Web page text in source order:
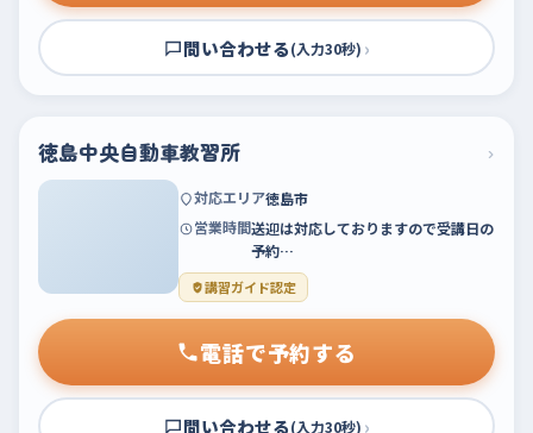
問い合わせる(入力30秒) ›
徳島中央自動車教習所 ›
対応エリア徳島市
営業時間送迎は対応しておりますので受講日の
予約…
講習ガイド認定
電話で予約する
問い合わせる(入力30秒) ›